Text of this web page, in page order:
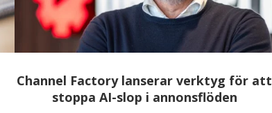
Channel Factory lanserar verktyg för att
stoppa AI-slop i annonsflöden